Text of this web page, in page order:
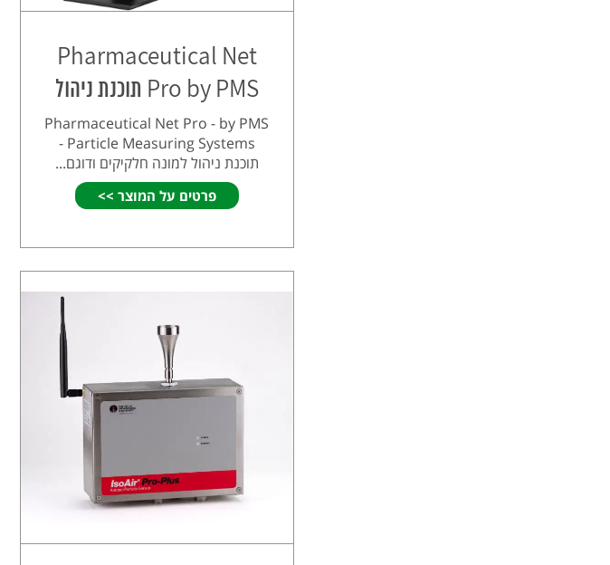
Pharmaceutical Net
Pro by PMS תוכנת ניהול
Pharmaceutical Net Pro - by PMS
- Particle Measuring Systems
תוכנת ניהול למונה חלקיקים ודוגם...
פרטים על המוצר >>